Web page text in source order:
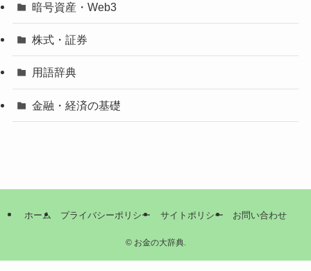
暗号資産・Web3
株式・証券
用語辞典
金融・経済の基礎
ホーム プライバシーポリシー サイトポリシー お問い合わせ
©お金の大辞典.